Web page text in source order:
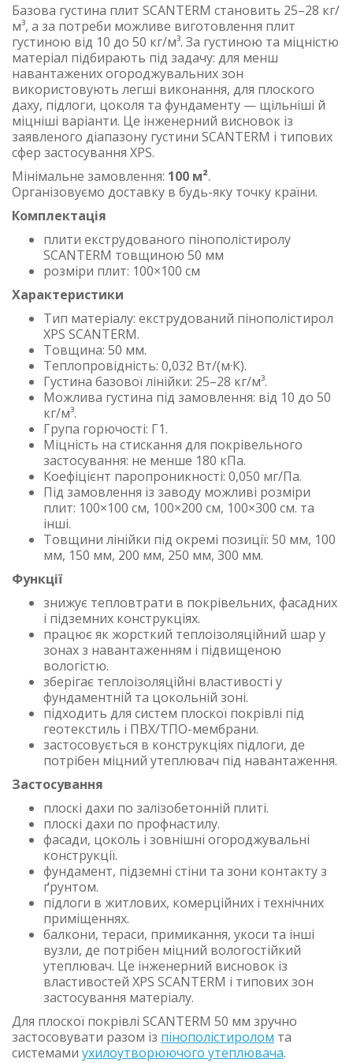
Базова густина плит SCANTERM становить 25–28 кг/
м³, а за потреби можливе виготовлення плит
густиною від 10 до 50 кг/м³. За густиною та міцністю
матеріал підбирають під задачу: для менш
навантажених огороджувальних зон
використовують легші виконання, для плоского
даху, підлоги, цоколя та фундаменту — щільніші й
міцніші варіанти. Це інженерний висновок із
заявленого діапазону густини SCANTERM і типових
сфер застосування XPS.
Мінімальне замовлення: 100 м².
Організовуємо доставку в будь-яку точку країни.
Комплектація
плити екструдованого пінополістиролу
SCANTERM товщиною 50 мм
розміри плит: 100×100 см
Характеристики
Тип матеріалу: екструдований пінополістирол
XPS SCANTERM.
Товщина: 50 мм.
Теплопровідність: 0,032 Вт/(м·К).
Густина базової лінійки: 25–28 кг/м³.
Можлива густина під замовлення: від 10 до 50
кг/м³.
Група горючості: Г1.
Міцність на стискання для покрівельного
застосування: не менше 180 кПа.
Коефіцієнт паропроникності: 0,050 мг/Па.
Під замовлення із заводу можливі розміри
плит: 100×100 см, 100×200 см, 100×300 см. та
інші.
Товщини лінійки під окремі позиції: 50 мм, 100
мм, 150 мм, 200 мм, 250 мм, 300 мм.
Функції
знижує тепловтрати в покрівельних, фасадних
і підземних конструкціях.
працює як жорсткий теплоізоляційний шар у
зонах з навантаженням і підвищеною
вологістю.
зберігає теплоізоляційні властивості у
фундаментній та цокольній зоні.
підходить для систем плоскої покрівлі під
геотекстиль і ПВХ/ТПО-мембрани.
застосовується в конструкціях підлоги, де
потрібен міцний утеплювач під навантаження.
Застосування
плоскі дахи по залізобетонній плиті.
плоскі дахи по профнастилу.
фасади, цоколь і зовнішні огороджувальні
конструкції.
фундамент, підземні стіни та зони контакту з
ґрунтом.
підлоги в житлових, комерційних і технічних
приміщеннях.
балкони, тераси, примикання, укоси та інші
вузли, де потрібен міцний вологостійкий
утеплювач. Це інженерний висновок із
властивостей XPS SCANTERM і типових зон
застосування матеріалу.
Для плоскої покрівлі SCANTERM 50 мм зручно
застосовувати разом із пінополістиролом та
системами ухилоутворюючого утеплювача.